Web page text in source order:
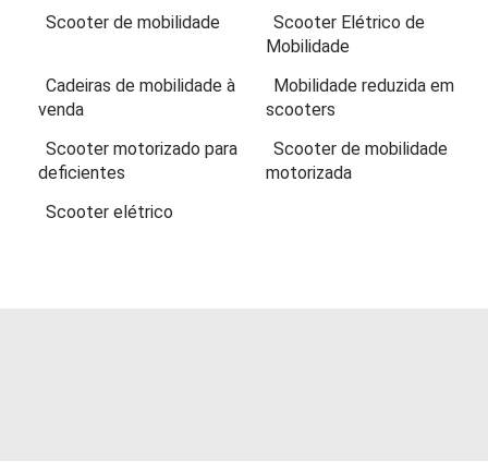
Scooter de mobilidade
Scooter Elétrico de
Mobilidade
Cadeiras de mobilidade à
venda
Mobilidade reduzida em
scooters
Scooter motorizado para
deficientes
Scooter de mobilidade
motorizada
Scooter elétrico